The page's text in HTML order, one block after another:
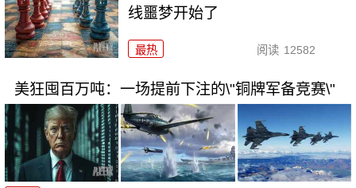
线噩梦开始了
最热 阅读 12582
美狂囤百万吨：一场提前下注的\"铜牌军备竞赛\"